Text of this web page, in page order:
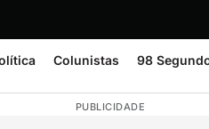
Colunistas 98
PUBLICIDADE